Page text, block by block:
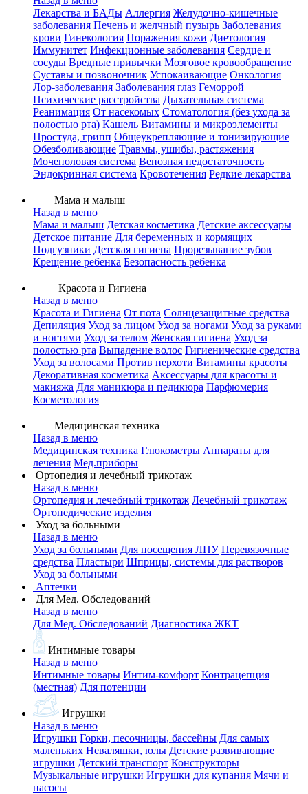
Лекарства и БАДы Аллергия Желудочно-кишечные
заболевания Печень и желчный пузырь Заболевания
крови Гинекология Поражения кожи Диетология
Иммунитет Инфекционные заболевания Сердце и
сосуды Вредные привычки Мозговое кровообращение
Суставы и позвоночник Успокаивающие Онкология
Лор-заболевания Заболевания глаз Геморрой
Психические расстройства Дыхательная система
Реанимация От насекомых Стоматология (без ухода за
полостью рта) Кашель Витамины и микроэлементы
Простуда, грипп Общеукрепляющие и тонизирующие
Обезболивающие Травмы, ушибы, растяжения
Мочеполовая система Венозная недостаточность
Эндокринная система Кровотечения Редкие лекарства
Мама и малыш
Назад в меню
Мама и малыш Детская косметика Детские аксессуары
Детское питание Для беременных и кормящих
Подгузники Детская гигиена Прорезывание зубов
Крещение ребенка Безопасность ребенка
Красота и Гигиена
Назад в меню
Красота и Гигиена От пота Солнцезащитные средства
Депиляция Уход за лицом Уход за ногами Уход за руками
и ногтями Уход за телом Женская гигиена Уход за
полостью рта Выпадение волос Гигиенические средства
Уход за волосами Против перхоти Витамины красоты
Декоративная косметика Аксессуары для красоты и
макияжа Для маникюра и педикюра Парфюмерия
Косметология
Медицинская техника
Назад в меню
Медицинская техника Глюкометры Аппараты для
лечения Мед.приборы
Ортопедия и лечебный трикотаж
Назад в меню
Ортопедия и лечебный трикотаж Лечебный трикотаж
Ортопедические изделия
Уход за больными
Назад в меню
Уход за больными Для посещения ЛПУ Перевязочные
средства Пластыри Шприцы, системы для растворов
Уход за больными
Аптечки
Для Мед. Обследований
Назад в меню
Для Мед. Обследований Диагностика ЖКТ
Интимные товары
Назад в меню
Интимные товары Интим-комфорт Контрацепция
(местная) Для потенции
Игрушки
Назад в меню
Игрушки Горки, песочницы, бассейны Для самых
маленьких Неваляшки, юлы Детские развивающие
игрушки Детский транспорт Конструкторы
Музыкальные игрушки Игрушки для купания Мячи и
насосы